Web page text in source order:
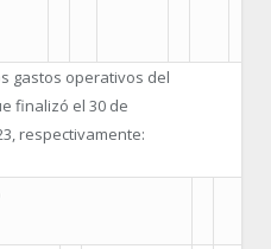
gastos operativos del
finalizó el 30 de
respectivamente: